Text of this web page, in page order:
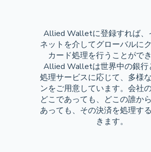
Allied Walletに登録すれば、
ネットを介してグローバルに
カード処理を行うことができ
Allied Walletは世界中の銀行
処理サービスに応じて、多様
ンをご用意しています。会社
どこであっても、どこの誰か
あっても、その決済を処理す
きます。